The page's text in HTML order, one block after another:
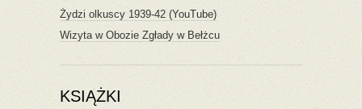
Żydzi olkuscy 1939-42 (YouTube)
Wizyta w Obozie Zgłady w Bełżcu
KSIĄŻKI